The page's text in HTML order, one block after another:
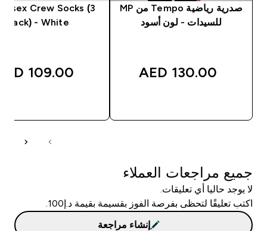
صدرية رياضية Tempo من MP
للسيدات - لون أسود
130.00 AED‎
Crew Socks (3
Pack) - White
109.00 AED‎
جميع مراجعات العملاء
لا يوجد حاليا أي تعليقات.
اكتب تعليقًا لتحظى بفرصة الفوز بقسيمة بقيمة د.إ100.
إنشاء مراجعة